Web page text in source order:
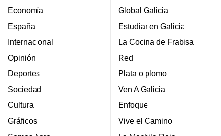
Economía
España
Internacional
Opinión
Deportes
Sociedad
Cultura
Gráficos
Global Galicia
Estudiar en Galicia
La Cocina de Frabisa
Red
Plata o plomo
Ven A Galicia
Enfoque
Vive el Camino